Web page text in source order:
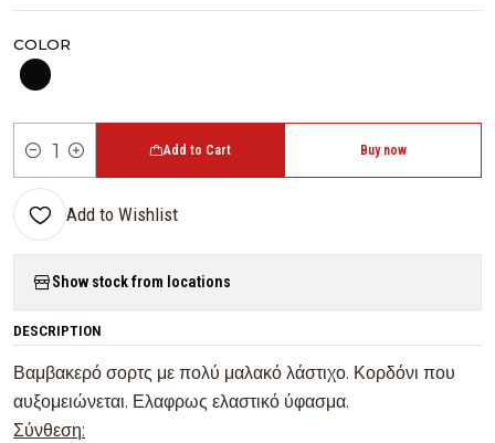
COLOR
Quantity
Add to Cart Buy now
Add to Wishlist
Show stock from locations
DESCRIPTION
Βαμβακερό σορτς με πολύ μαλακό λάστιχο. Κορδόνι που
αυξομειώνεται. Ελαφρως ελαστικό ύφασμα.
Σύνθεση: